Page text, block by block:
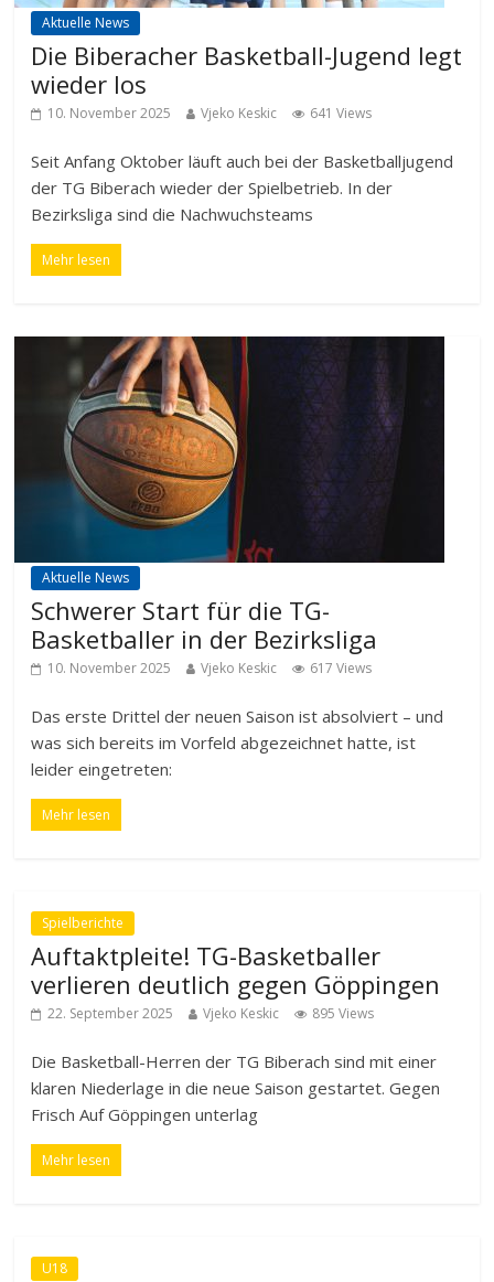
Aktuelle News
Die Biberacher Basketball-Jugend legt
wieder los
10. November 2025 Vjeko Keskic 641 Views
Seit Anfang Oktober läuft auch bei der Basketballjugend
der TG Biberach wieder der Spielbetrieb. In der
Bezirksliga sind die Nachwuchsteams
Mehr lesen
Aktuelle News
Schwerer Start für die TG-
Basketballer in der Bezirksliga
10. November 2025 Vjeko Keskic 617 Views
Das erste Drittel der neuen Saison ist absolviert – und
was sich bereits im Vorfeld abgezeichnet hatte, ist
leider eingetreten:
Mehr lesen
Spielberichte
Auftaktpleite! TG-Basketballer
verlieren deutlich gegen Göppingen
22. September 2025 Vjeko Keskic 895 Views
Die Basketball-Herren der TG Biberach sind mit einer
klaren Niederlage in die neue Saison gestartet. Gegen
Frisch Auf Göppingen unterlag
Mehr lesen
U18